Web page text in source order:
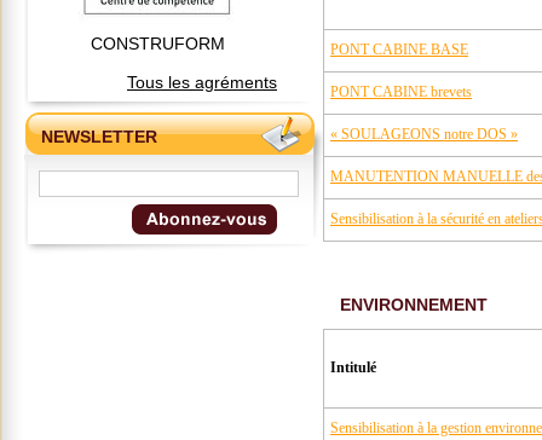
CONSTRUFORM
Tous les agréments
NEWSLETTER
PONT CABINE BASE
PONT CABINE brevets
« SOULAGEONS notre DOS »
MANUTENTION MANUELLE
Sensibilisation à la sécurité en
ENVIRONNEMENT
Intitulé
Sensibilisation à la gestion